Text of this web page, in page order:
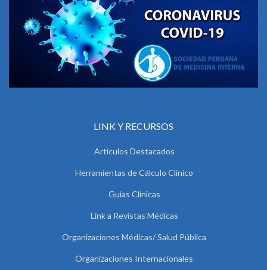
LINK Y RECURSOS
Artículos Destacados
Herramientas de Cálculo Clínico
Guías Clínicas
Link a Revistas Médicas
Organizaciones Médicas/ Salud Pública
Organizaciones Internacionales